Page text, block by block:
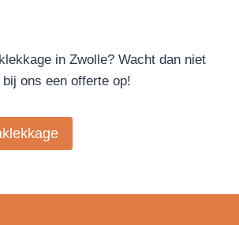
in Zwolle? Wacht dan niet
ons een offerte op!